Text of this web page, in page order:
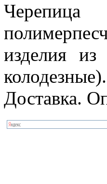
Черепица
изделия
колодезные).
Доставка.